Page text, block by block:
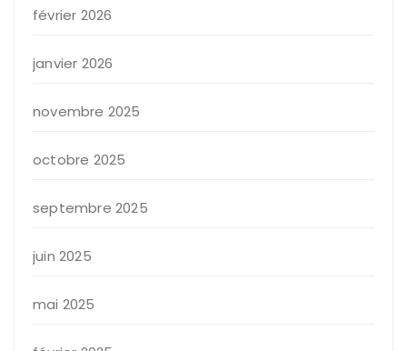
février 2026
janvier 2026
novembre 2025
octobre 2025
septembre 2025
juin 2025
mai 2025